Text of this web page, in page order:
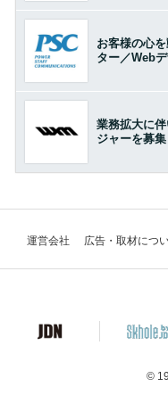
お客様の心
ター／Webデ
業務拡大に
ジャーを募集
運営会社 広告・取材につ
©